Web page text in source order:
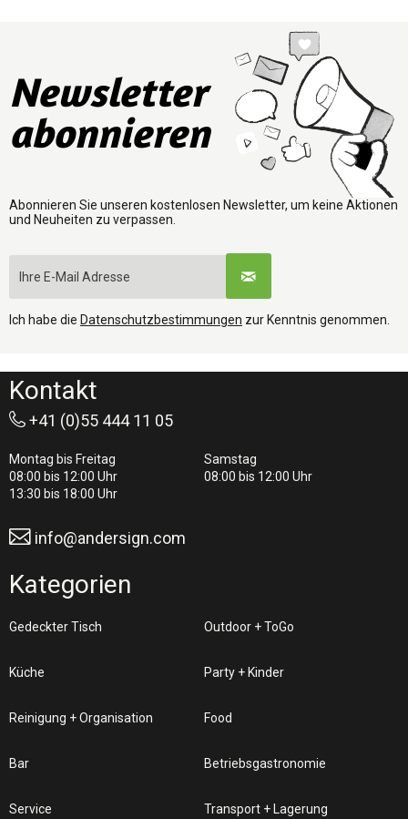
Newsletter
abonnieren
Abonnieren Sie unseren kostenlosen Newsletter, um keine Aktionen
und Neuheiten zu verpassen.
Ich habe die Datenschutzbestimmungen zur Kenntnis genommen.
Kontakt
+41 (0)55 444 11 05
Montag bis Freitag
08:00 bis 12:00 Uhr
13:30 bis 18:00 Uhr
Samstag
08:00 bis 12:00 Uhr
info@andersign.com
Kategorien
Gedeckter Tisch Outdoor + ToGo
Küche Party + Kinder
Reinigung + Organisation Food
Bar Betriebsgastronomie
Service Transport + Lagerung